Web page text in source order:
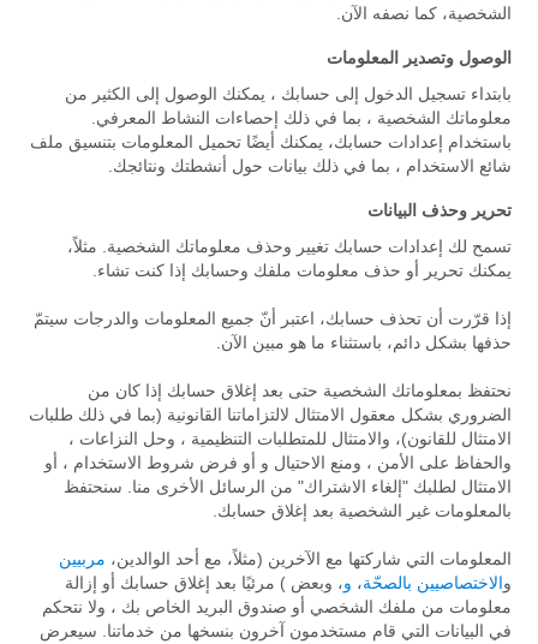
الشخصية، كما نصفه الآن.
الوصول وتصدير المعلومات
بابتداء تسجيل الدخول إلى حسابك ، يمكنك الوصول إلى الكثير من
معلوماتك الشخصية ، بما في ذلك إحصاءات النشاط المعرفي.
باستخدام إعدادات حسابك، يمكنك أيضًا تحميل المعلومات بتنسيق ملف
شائع الاستخدام ، بما في ذلك بيانات حول أنشطتك ونتائجك.
تحرير وحذف البيانات
تسمح لك إعدادات حسابك تغيير وحذف معلوماتك الشخصية. مثلاً،
يمكنك تحرير أو حذف معلومات ملفك وحسابك إذا كنت تشاء.
إذا قرّرت أن تحذف حسابك، اعتبر أنّ جميع المعلومات والدرجات سيتمّ
حذفها بشكل دائم، باستثناء ما هو مبين الآن.
نحتفظ بمعلوماتك الشخصية حتى بعد إغلاق حسابك إذا كان من
الضروري بشكل معقول الامتثال لالتزاماتنا القانونية (بما في ذلك طلبات
الامتثال للقانون)، والامتثال للمتطلبات التنظيمية ، وحل النزاعات ،
والحفاظ على الأمن ، ومنع الاحتيال و أو فرض شروط الاستخدام ، أو
الامتثال لطلبك "إلغاء الاشتراك" من الرسائل الأخرى منا. سنحتفظ
بالمعلومات غير الشخصية بعد إغلاق حسابك.
المعلومات التي شاركتها مع الآخرين (مثلاً، مع أحد الوالدين، مربيين
والاختصاصيين بالصحّة، و، وبعض ) مرئيًا بعد إغلاق حسابك أو إزالة
معلومات من ملفك الشخصي أو صندوق البريد الخاص بك ، ولا نتحكم
في البيانات التي قام مستخدمون آخرون بنسخها من خدماتنا. سيعرض